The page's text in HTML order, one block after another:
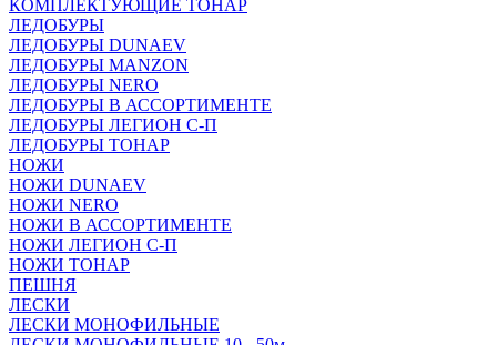
КОМПЛЕКТУЮЩИЕ ТОНАР
ЛЕДОБУРЫ
ЛЕДОБУРЫ DUNAEV
ЛЕДОБУРЫ MANZON
ЛЕДОБУРЫ NERO
ЛЕДОБУРЫ В АССОРТИМЕНТЕ
ЛЕДОБУРЫ ЛЕГИОН С-П
ЛЕДОБУРЫ ТОНАР
НОЖИ
НОЖИ DUNAEV
НОЖИ NERO
НОЖИ В АССОРТИМЕНТЕ
НОЖИ ЛЕГИОН С-П
НОЖИ ТОНАР
ПЕШНЯ
ЛЕСКИ
ЛЕСКИ МОНОФИЛЬНЫЕ